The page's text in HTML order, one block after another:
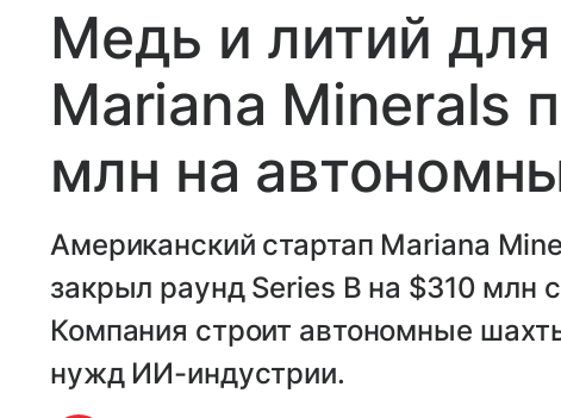
Медь и литий
Mariana Minerals
млн на
Американский стартап Mariana
закрыл раунд Series B на $310 млн
Компания строит автономные
нужд ИИ-индустрии.